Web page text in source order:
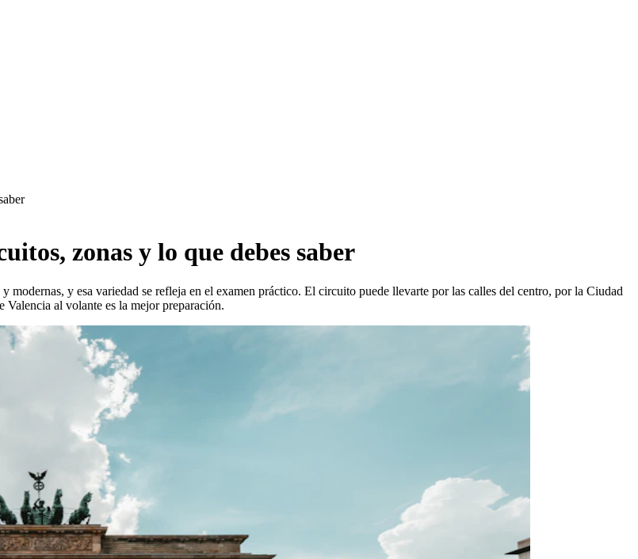
zonas y lo que debes saber
modernas, y esa variedad se refleja en el examen práctico. El circuito puede llevarte por las calles del centro, por la Ciudad
Valencia al volante es la mejor preparación.